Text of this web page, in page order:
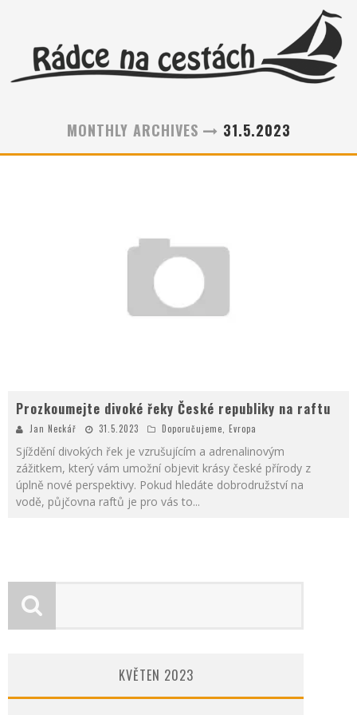
MONTHLY ARCHIVES 31.5.2023
Prozkoumejte divoké řeky České republiky na raftu
Jan Neckář 31.5.2023 Doporučujeme, Evropa
Sjíždění divokých řek je vzrušujícím a adrenalinovým
zážitkem, který vám umožní objevit krásy české přírody z
úplně nové perspektivy. Pokud hledáte dobrodružství na
vodě, půjčovna raftů je pro vás to...
KVĚTEN 2023